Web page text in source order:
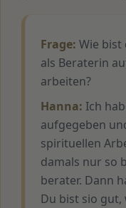
Frage: Wie bist
als Beraterin
arbeiten?
Hanna: Ich
aufgegeben
spirituellen
damals nur so
berater. Dann
Du bist sio